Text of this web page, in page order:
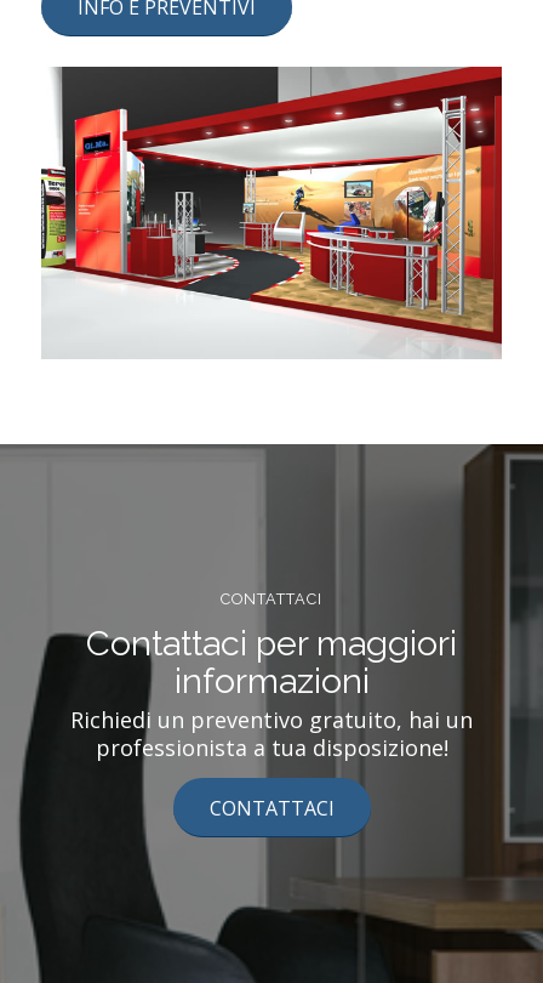
INFO E PREVENTIVI
CONTATTACI
Contattaci per maggiori
informazioni
Richiedi un preventivo gratuito, hai un
professionista a tua disposizione!
CONTATTACI